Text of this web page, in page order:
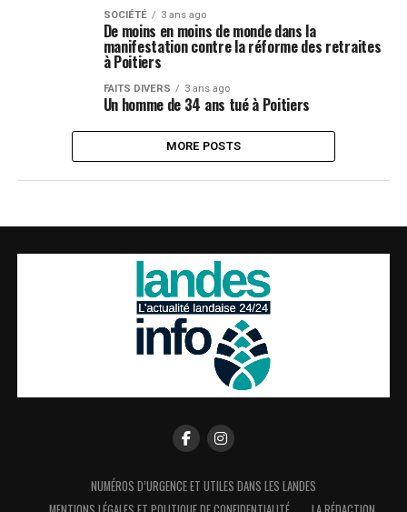
SOCIÉTÉ 3 ans ago
De moins en moins de monde dans la
manifestation contre la réforme des retraites
à Poitiers
FAITS DIVERS 3 ans ago
Un homme de 34 ans tué à Poitiers
MORE POSTS
NUMÉROS D’URGENCE ET UTILES DANS LES LANDES